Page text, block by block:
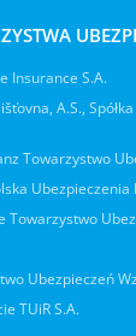
Insurance S.A.
A.S.,
Towarzystwo
Ubezpieczenia
Towarzystwo
Ubezpieczeń
TUiR S.A.